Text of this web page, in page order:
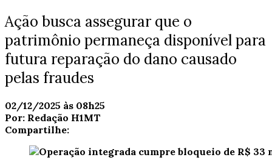
Ação busca assegurar que o
patrimônio permaneça disponível para
futura reparação do dano causado
pelas fraudes
02/12/2025 às 08h25
Por: Redação H1MT
Compartilhe: